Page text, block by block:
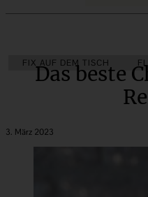
FIX AUF DEM TISCH
Das beste
3. März 2023